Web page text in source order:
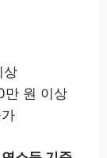
상
만 원 이상